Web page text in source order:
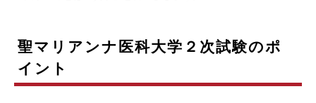
聖マリアンナ医科大学２次試験のポ
イント